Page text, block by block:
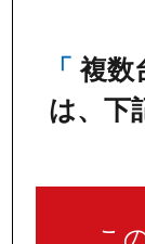
複数
は、下